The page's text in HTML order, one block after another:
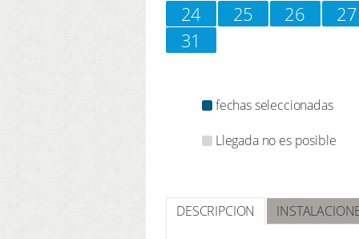
24
25 26
27
31
fechas seleccionadas
Llegada no es posible
DESCRIPCION